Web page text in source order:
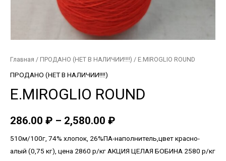
Главная / ПРОДАНО (НЕТ В НАЛИЧИИ!!!!) / E.MIROGLIO ROUND
ПРОДАНО (НЕТ В НАЛИЧИИ!!!!)
E.MIROGLIO ROUND
286.00 ₽ – 2,580.00 ₽
510м/100г, 74% хлопок, 26%ПА-наполнитель,цвет красно-
алый (0,75 кг), цена 2860 р/кг АКЦИЯ ЦЕЛАЯ БОБИНА 2580 р/кг